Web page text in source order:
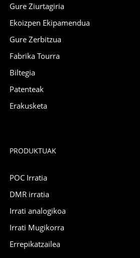
Gure Ziurtagiria
Ekoizpen Ekipamendua
Gure Zerbitzua
Fabrika Tourra
Biltegia
Patenteak
Erakusketa
PRODUKTUAK
POC Irratia
DMR irratia
Irrati analogikoa
Irrati Mugikorra
Errepikatzailea